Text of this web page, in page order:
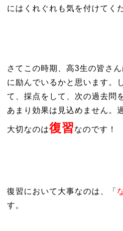
にはくれぐれも気を付けてく
さてこの時期、高3生の皆さ
に励んでいるかと思います。
て、採点をして、次の過去問
あまり効果は見込めません。
大切なのは復習なのです！
復習において大事なのは、「
す。